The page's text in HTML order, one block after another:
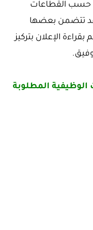
حسب القطاعات
تتضمن بعضها
الإعلان بتركيز
المطلوبة